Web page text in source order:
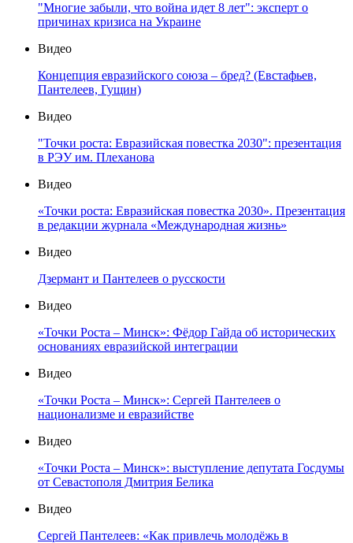
"Многие забыли, что война идет 8 лет": эксперт о
причинах кризиса на Украине
Видео
Концепция евразийского союза – бред? (Евстафьев,
Пантелеев, Гущин)
Видео
"Точки роста: Евразийская повестка 2030": презентация
в РЭУ им. Плеханова
Видео
«Точки роста: Евразийская повестка 2030». Презентация
в редакции журнала «Международная жизнь»
Видео
Дзермант и Пантелеев о русскости
Видео
«Точки Роста – Минск»: Фёдор Гайда об исторических
основаниях евразийской интеграции
Видео
«Точки Роста – Минск»: Сергей Пантелеев о
национализме и евразийстве
Видео
«Точки Роста – Минск»: выступление депутата Госдумы
от Севастополя Дмитрия Белика
Видео
Сергей Пантелеев: «Как привлечь молодёжь в